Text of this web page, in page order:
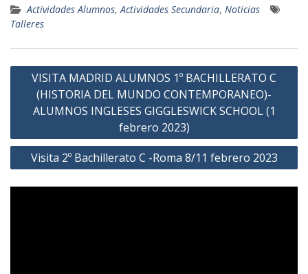
c
e
o
o
k
i
e
r
a
A
p
p
a
Actividades Alumnos,Actividades Secundaria, Noticias
Talleres
Navegación
entradas
VISITA MADRID ALUMNOS 1º BACHILLERATO C
(HISTORIA DEL MUNDO CONTEMPORANEO)-
ALUMNOS INGLESES GIGGLESWICK SCHOOL (1
febrero 2023)
Visita 2º Bachillerato C -Roma 8/11 febrero 2023